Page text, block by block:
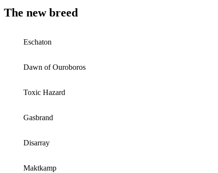
The new breed
Eschaton
Dawn of Ouroboros
Toxic Hazard
Gasbrand
Disarray
Maktkamp